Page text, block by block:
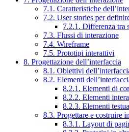
7.1. Caratteristiche
7.2. User stories per
7.2.1. Differenza tra
7.3. Flussi di interazione
7.4. Wireframe
7.5. Prototipi interattivi
8. Progettazione dell’interfaccia
8.1. Obiettivi
8.2. Elementi
8.2.1. Elementi di
8.2.2. Elementi
8.2.3. Elementi
8.3. Progettare e costruire
8.3.1. Layout di